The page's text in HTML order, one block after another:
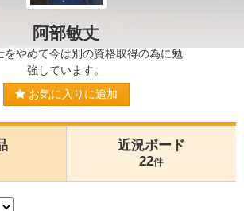
阿部敏丈
をやめて今は別の資格取得の為に勉
強しています。
お気に入りに追加
近況ボード
22件